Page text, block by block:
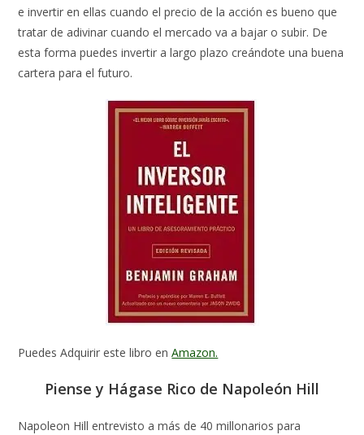
e invertir en ellas cuando el precio de la acción es bueno que
tratar de adivinar cuando el mercado va a bajar o subir. De
esta forma puedes invertir a largo plazo creándote una buena
cartera para el futuro.
Puedes Adquirir este libro enAmazon.
Piense y Hágase Rico de Napoleón Hill
Napoleon Hill entrevisto a más de 40 millonarios para